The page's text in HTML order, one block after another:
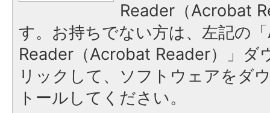
Reader（Acrobat
す。お持ちでない方は、左記の
Reader（Acrobat Reader）」ダ
リックして、ソフトウェアをダ
トールしてください。